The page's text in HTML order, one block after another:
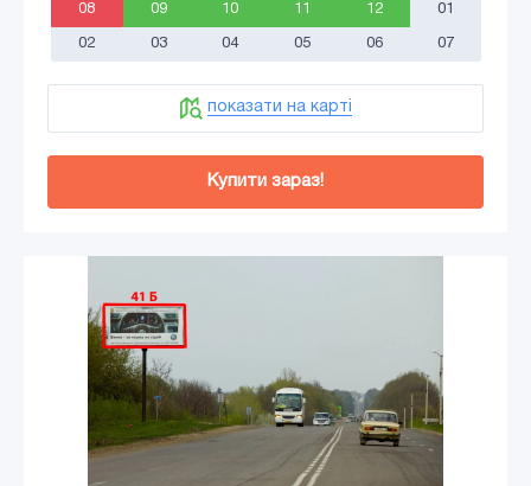
08 09 10 11 12 01
02 03 04 05 06 07
показати на карті
Купити зараз!